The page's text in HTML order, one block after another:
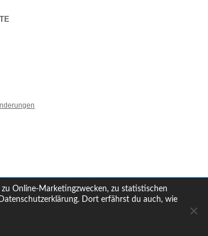
Online-Marketingzwecken, zu statistischen
Dort erfährst du auch, wie